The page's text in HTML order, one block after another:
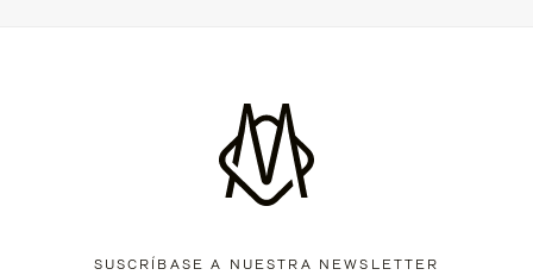
SUSCRÍBASE A NUESTRA NEWSLETTER